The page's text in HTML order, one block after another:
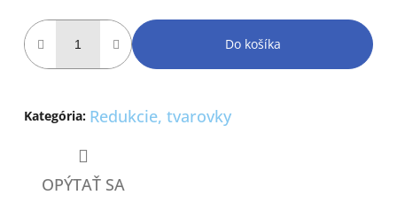
Do košíka
Kategória: Redukcie, tvarovky
OPÝTAŤ SA